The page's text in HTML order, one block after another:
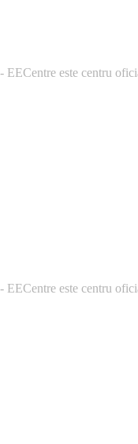
este centru
este centru